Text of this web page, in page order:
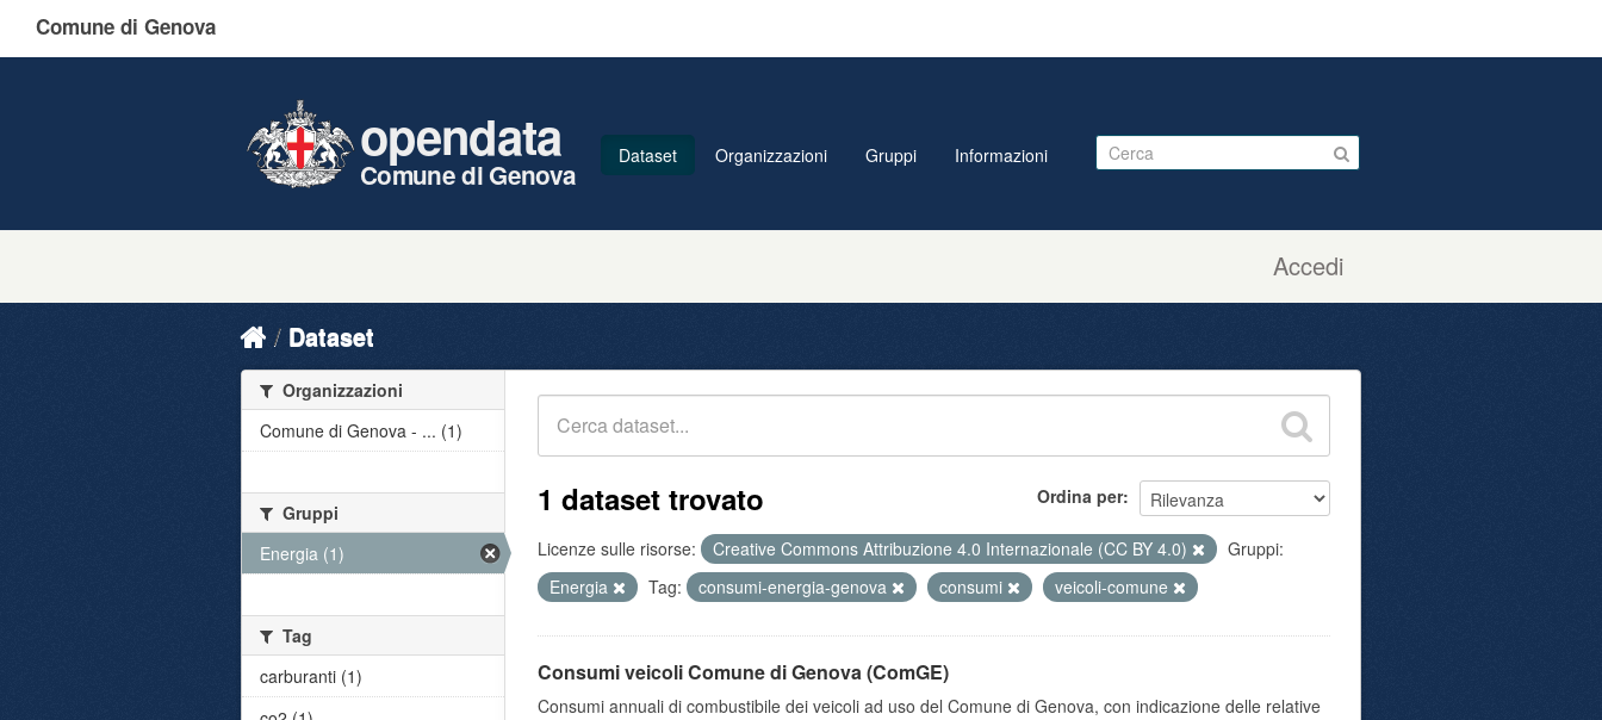
Comune di Genova
Accedi
opendata
Comune di Genova
Dataset Organizzazioni Gruppi Informazioni
Dataset
Ordina per
1 dataset trovato
Licenze sulle risorse: Creative Commons Attribuzione 4.0 Internazionale (CC BY 4.0)
Gruppi:
Energia
Tag: consumi-energia-genova consumi veicoli-comune
Consumi veicoli Comune di Genova (ComGE)
Consumi annuali di combustibile dei veicoli ad uso del Comune di Genova, con indicazione delle relative
Organizzazioni
Comune di Genova - ... (1)
Gruppi
Energia (1)
Tag
carburanti (1)